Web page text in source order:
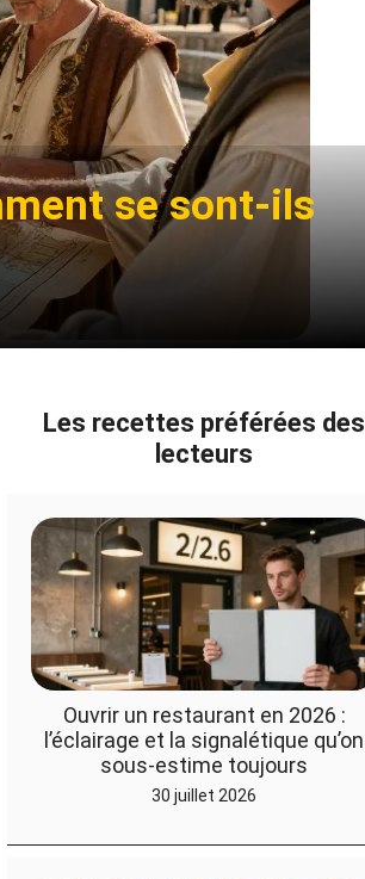
se sont-ils
Les recettes préférées des
lecteurs
Ouvrir un restaurant en 2026 :
l’éclairage et la signalétique qu’on
sous-estime toujours
30 juillet 2026